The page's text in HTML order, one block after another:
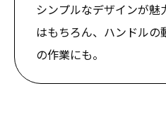
シンプルなデザインが魅
はもちろん、ハンドルの
の作業にも。